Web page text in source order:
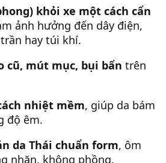
khỏi xe một cách cẩn
ảnh hưởng đến dây điện,
hay túi khí.
cũ, mút mục, bụi bẩn trên
nhiệt mềm, giúp da bám
độ êm.
da Thái chuẩn form, ôm
nhăn, không phồng.